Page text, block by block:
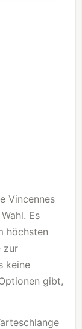
Vincennes
Es
höchsten
zur
keine
gibt,